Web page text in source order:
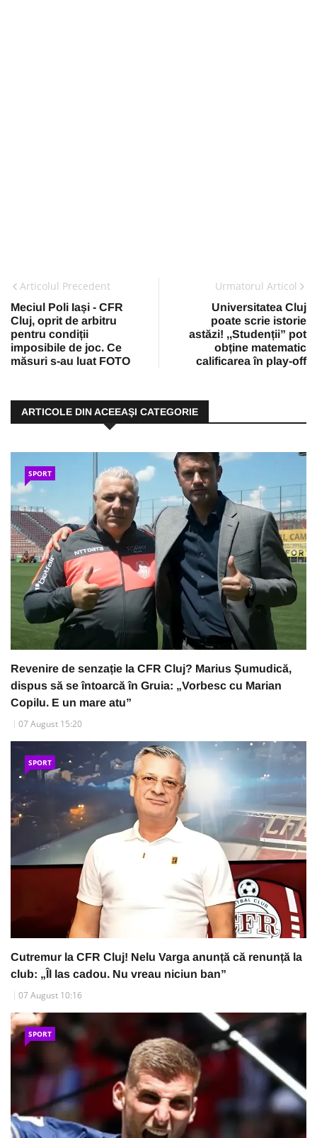
Articolul Precedent
Meciul Poli Iași - CFR
Cluj, oprit de arbitru
pentru condiții
imposibile de joc. Ce
măsuri s-au luat FOTO
Urmatorul Articol
Universitatea Cluj
poate scrie istorie
astăzi! ,,Studenții” pot
obține matematic
calificarea în play-off
ARTICOLE DIN ACEEAŞI CATEGORIE
SPORT
Revenire de senzație la CFR Cluj? Marius Șumudică,
dispus să se întoarcă în Gruia: „Vorbesc cu Marian
Copilu. E un mare atu”
07 August 15:20
SPORT
Cutremur la CFR Cluj! Nelu Varga anunță că renunță la
club: „Îl las cadou. Nu vreau niciun ban”
07 August 10:16
SPORT